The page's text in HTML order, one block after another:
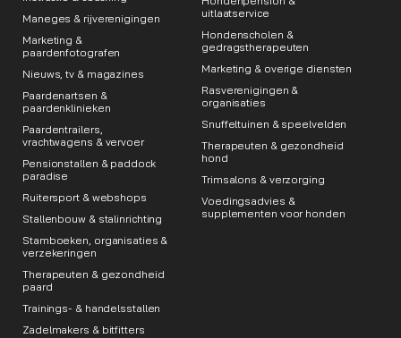
Maneges & rijverenigingen
Marketing &
paardenfotografen
Nieuws, tv & magazines
Paardenartsen &
paardenklinieken
Paardentrailers,
vrachtwagens & vervoer
Pensionstallen & paddock
paradise
Ruitersport & webshops
Stallenbouw & stalinrichting
Stamboeken, organisaties &
verzekeringen
Therapeuten & gezondheid
paard
Trainings- & handelsstallen
Zadelmakers & bitfitters
uitlaatservice
Hondenscholen &
gedragstherapeuten
Marketing & overige diensten
Rasverenigingen &
organisaties
Snuffeltuinen & speelvelden
Therapeuten & gezondheid
hond
Trimsalons & verzorging
Voedingsadvies &
supplementen voor honden